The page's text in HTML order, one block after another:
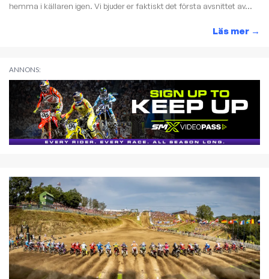
hemma i källaren igen. Vi bjuder er faktiskt det första avsnittet av...
Läs mer →
ANNONS: